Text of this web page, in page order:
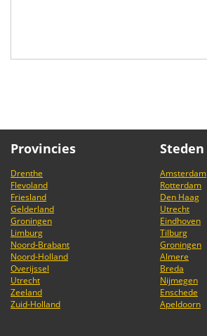
Provincies
Drenthe
Flevoland
Friesland
Gelderland
Groningen
Limburg
Noord-Brabant
Noord-Holland
Overijssel
Utrecht
Zeeland
Zuid-Holland
Steden
Amsterdam
Rotterdam
Den Haag
Utrecht
Eindhoven
Tilburg
Groningen
Almere
Breda
Nijmegen
Enschede
Apeldoorn